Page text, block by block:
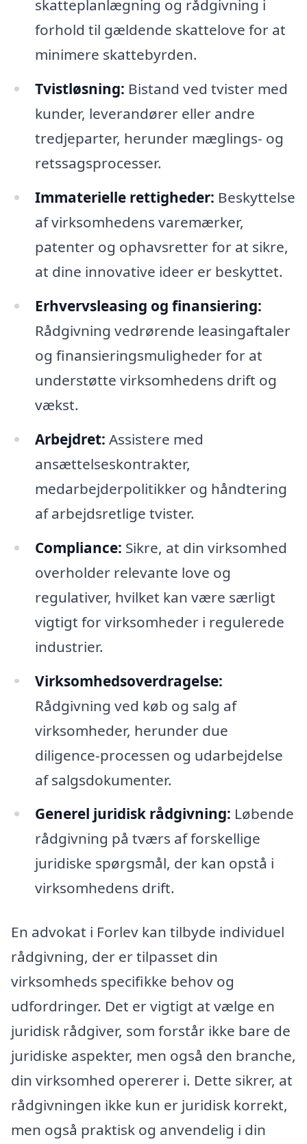
skatteplanlægning og rådgivning i
forhold til gældende skattelove for at
minimere skattebyrden.
Tvistløsning: Bistand ved tvister med
kunder, leverandører eller andre
tredjeparter, herunder mæglings- og
retssagsprocesser.
Immaterielle rettigheder: Beskyttelse
af virksomhedens varemærker,
patenter og ophavsretter for at sikre,
at dine innovative ideer er beskyttet.
Erhvervsleasing og finansiering:
Rådgivning vedrørende leasingaftaler
og finansieringsmuligheder for at
understøtte virksomhedens drift og
vækst.
Arbejdret: Assistere med
ansættelseskontrakter,
medarbejderpolitikker og håndtering
af arbejdsretlige tvister.
Compliance: Sikre, at din virksomhed
overholder relevante love og
regulativer, hvilket kan være særligt
vigtigt for virksomheder i regulerede
industrier.
Virksomhedsoverdragelse:
Rådgivning ved køb og salg af
virksomheder, herunder due
diligence-processen og udarbejdelse
af salgsdokumenter.
Generel juridisk rådgivning: Løbende
rådgivning på tværs af forskellige
juridiske spørgsmål, der kan opstå i
virksomhedens drift.
En advokat i Forlev kan tilbyde individuel
rådgivning, der er tilpasset din
virksomheds specifikke behov og
udfordringer. Det er vigtigt at vælge en
juridisk rådgiver, som forstår ikke bare de
juridiske aspekter, men også den branche,
din virksomhed opererer i. Dette sikrer, at
rådgivningen ikke kun er juridisk korrekt,
men også praktisk og anvendelig i din